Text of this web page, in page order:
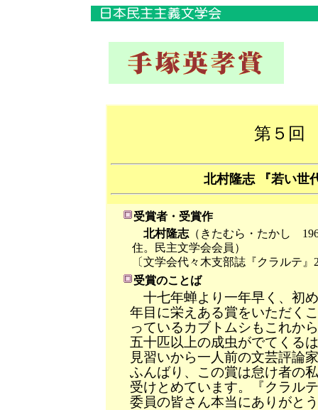
第５回
北村隆志 『若い世
受賞者・受賞作
北村隆志 （きたむら・たかし
住。民主文学会会員）
〔文学会代々木支部誌『クラルテ
受賞のことば
十七年蝉より一年早く、初
年目に栄えある賞をいただく
っているカブトムシもこれか
五十匹以上の成虫がでてくる
見習いから一人前の文芸評論
ふんばり、この賞は怠け者の
受けとめています。『クラル
委員の皆さん本当にありがと